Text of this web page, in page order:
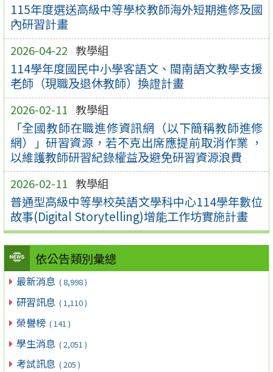
115年度選送高級中等學校教師海外短期進修及國
內研習計畫
2026-04-22 教學組
114學年度國民中小學客語文、閩南語文教學支援
老師（現職及退休教師）換證計畫
2026-02-11 教學組
「全國教師在職進修資訊網（以下簡稱教師進修
網）」研習資源，若不克出席應提前取消作業 ，
以維護教師研習紀錄權益及避免研習資源浪費
2026-02-11 教學組
普通型高級中等學校英語文學科中心114學年數位
故事(Digital Storytelling)增能工作坊實施計畫
依公告類別彙總
最新消息 ( 8,998 )
研習訊息 ( 1,110 )
榮譽榜 ( 141 )
學生消息 ( 2,051 )
考試訊息 ( 205 )